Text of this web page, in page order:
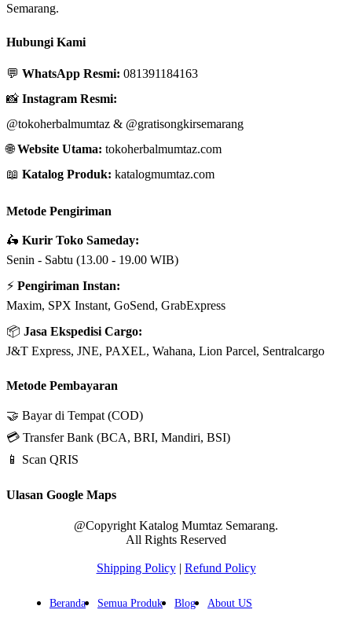
Semarang.
Hubungi Kami
💬 WhatsApp Resmi: 081391184163
📸 Instagram Resmi:
@tokoherbalmumtaz & @gratisongkirsemarang
🌐Website Utama: tokoherbalmumtaz.com
📖 Katalog Produk: katalogmumtaz.com
Metode Pengiriman
🛵 Kurir Toko Sameday:
Senin - Sabtu (13.00 - 19.00 WIB)
⚡ Pengiriman Instan:
Maxim, SPX Instant, GoSend, GrabExpress
📦 Jasa Ekspedisi Cargo:
J&T Express, JNE, PAXEL, Wahana, Lion Parcel, Sentralcargo
Metode Pembayaran
🤝 Bayar di Tempat (COD)
💳 Transfer Bank (BCA, BRI, Mandiri, BSI)
📱 Scan QRIS
Ulasan Google Maps
@Copyright Katalog Mumtaz Semarang.
All Rights Reserved
Shipping Policy| Refund Policy
Beranda Semua Produk Blog About US